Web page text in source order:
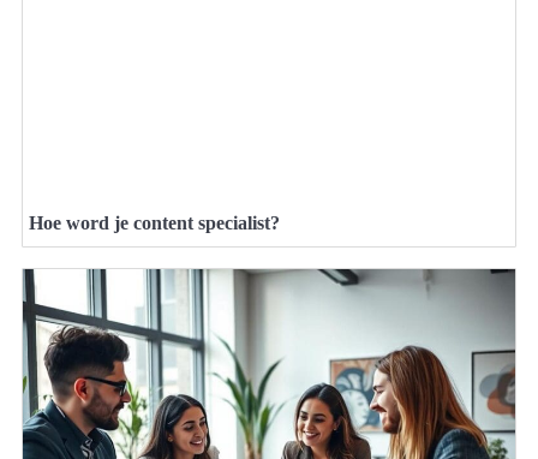
Hoe word je content specialist?